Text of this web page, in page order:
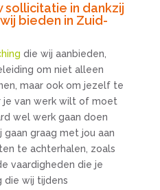
in dankzij
bieden in Zuid-
die wij aanbieden,
om niet alleen
maar ook om jezelf te
je van werk wilt of moet
wel werk gaan doen
graag met jou aan
te achterhalen, zoals
vaardigheden die je
die wij tijdens